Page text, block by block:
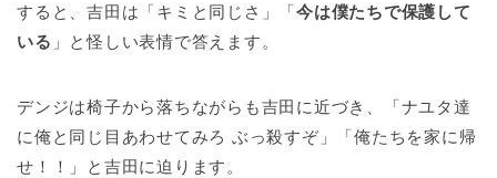
すると、吉田は「キミと同じさ」「今は僕たちで保護して
いる 」と怪しい表情で答えます。
デンジは椅子から落ちながらも吉田に近づき、「ナユタ達
に俺と同じ目あわせてみろ ぶっ殺すぞ」「俺たちを家に帰
せ！！」と吉田に迫ります。